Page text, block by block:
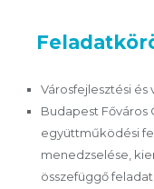
Városfejlesztési
Budapest
együttműködési
menedzselése,
összefüggő